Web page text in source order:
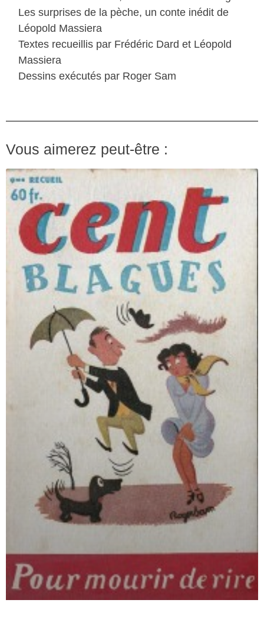
Les surprises de la pèche, un conte inédit de
Léopold Massiera
Textes recueillis par Frédéric Dard et Léopold
Massiera
Dessins exécutés par Roger Sam
Vous aimerez peut-être :